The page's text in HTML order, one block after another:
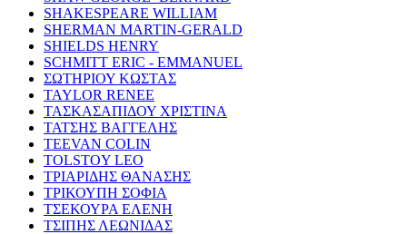
SHAKESPEARE WILLIAM
SHERMAN MARTIN-GERALD
SHIELDS HENRY
SCHMITT ERIC - EMMANUEL
ΣΩΤΗΡΙΟΥ ΚΩΣΤΑΣ
TAYLOR RENEE
ΤΑΣΚΑΣΑΠΙΔΟΥ ΧΡΙΣΤΙΝΑ
ΤΑΤΣΗΣ ΒΑΓΓΕΛΗΣ
TEEVAN COLIN
TOLSTOY LEO
ΤΡΙΑΡΙΔΗΣ ΘΑΝΑΣΗΣ
ΤΡΙΚΟΥΠΗ ΣΟΦΙΑ
ΤΣΕΚΟΥΡΑ ΕΛΕΝΗ
ΤΣΙΠΗΣ ΛΕΩΝΙΔΑΣ